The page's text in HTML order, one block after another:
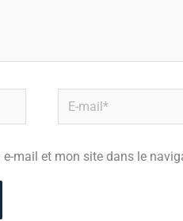
mail*
e-mail et mon site dans le